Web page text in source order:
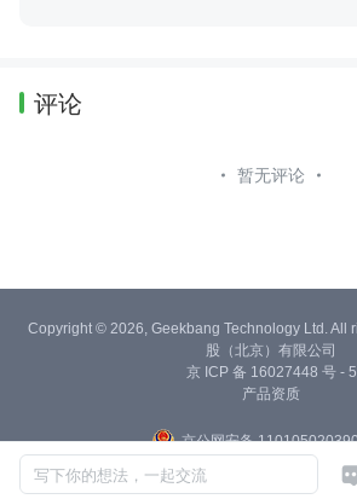
评论
暂无评论
写下你的想法，一起交流
Copyright © 2026, Geekbang Technology Ltd. All
股（北京）有限公司
京 ICP 备 16027448 号 - 5
产品资质
京公网安备